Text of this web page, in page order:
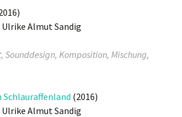
Almut Sandig
Sounddesign, Komposition, Mischung,
Schlauraffenland (2016)
Almut Sandig